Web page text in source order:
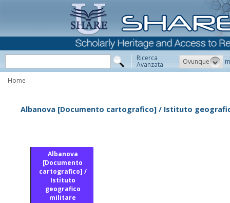
Ricerca
Avanzata Ovunque
Home
Albanova [Documento cartografico] / Istituto
Albanova
[Documento
cartografico] /
Istituto
geografico
militare